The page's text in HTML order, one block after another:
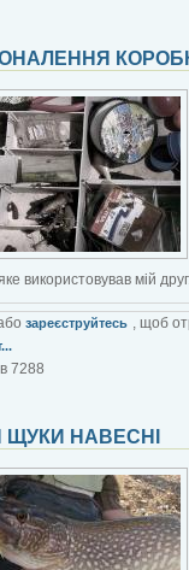
використовував мій
зареєструйтесь , щоб
7288
НАВЕСНІ